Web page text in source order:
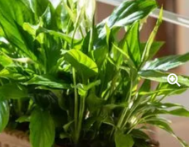
важнее влаги: 3 шт. в воду – и
мощно цветет круглый год
Media